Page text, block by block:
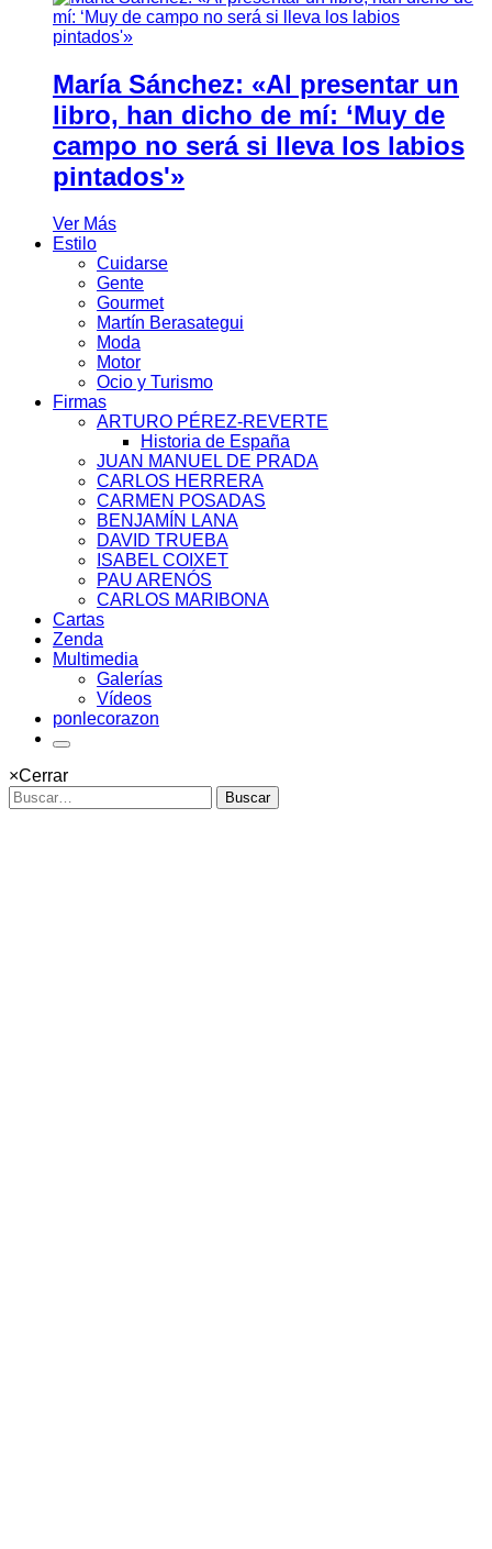
María Sánchez: «Al presentar un
libro, han dicho de mí: ‘Muy de
campo no será si lleva los labios
pintados'»
Ver Más
Estilo
Cuidarse
Gente
Gourmet
Martín Berasategui
Moda
Motor
Ocio y Turismo
Firmas
ARTURO PÉREZ-REVERTE
Historia de España
JUAN MANUEL DE PRADA
CARLOS HERRERA
CARMEN POSADAS
BENJAMÍN LANA
DAVID TRUEBA
ISABEL COIXET
PAU ARENÓS
CARLOS MARIBONA
Cartas
Zenda
Multimedia
Galerías
Vídeos
ponlecorazon
×Cerrar
Buscar